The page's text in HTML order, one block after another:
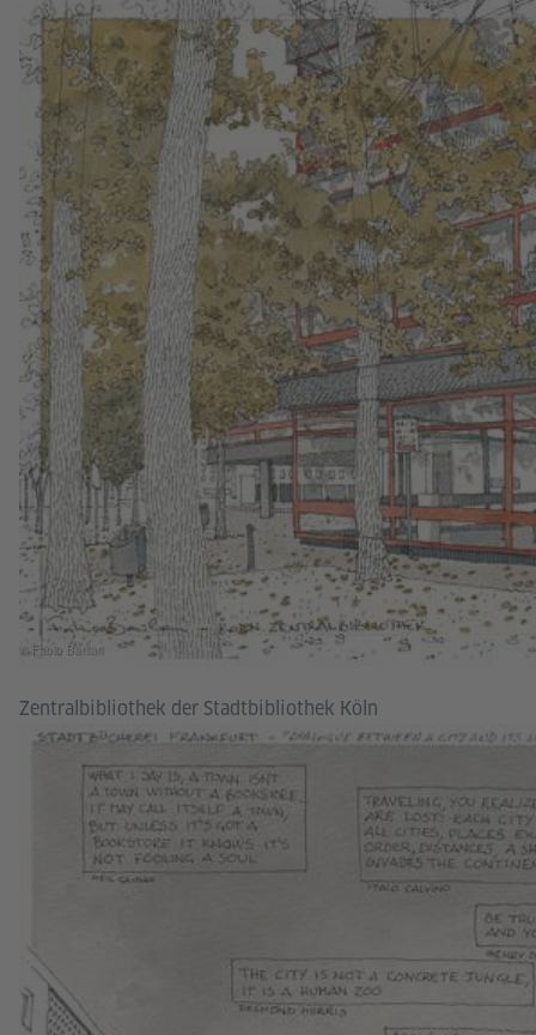
© Fabio Barilari
Zentralbibliothek der Stadtbibliothek Köln